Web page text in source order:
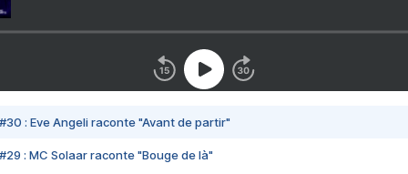
#30 : Eve Angeli raconte "Avant de partir"
#29 : MC Solaar raconte "Bouge de là"